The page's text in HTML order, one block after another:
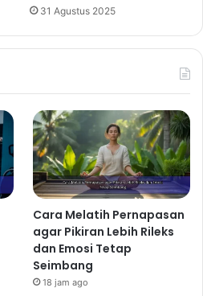
31 Agustus 2025
Cara Melatih Pernapasan
agar Pikiran Lebih Rileks
dan Emosi Tetap
Seimbang
18 jam ago